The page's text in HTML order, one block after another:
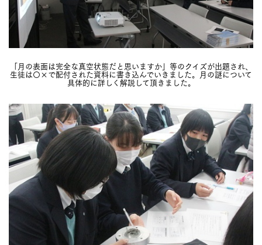
「月の表面は完全な真空状態だと思いますか」等のクイズが出題され、
生徒は〇×で配付された資料に書き込んでいきました。月の謎について
具体的に詳しく解説して頂きました。